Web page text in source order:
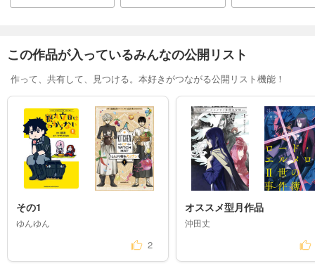
この作品が入っているみんなの公開リスト
作って、共有して、見つける。本好きがつながる公開リスト機能！
その1
ゆんゆん
2
オススメ型月作品
沖田丈